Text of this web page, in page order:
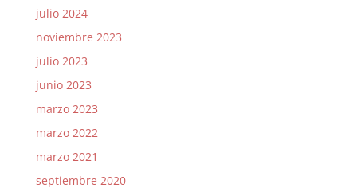
julio 2024
noviembre 2023
julio 2023
junio 2023
marzo 2023
marzo 2022
marzo 2021
septiembre 2020